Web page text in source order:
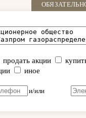
продать акции
иное
и/или